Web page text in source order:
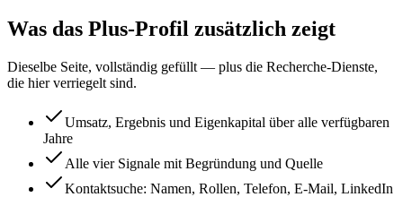
Was das Plus-Profil zusätzlich zeigt
Dieselbe Seite, vollständig gefüllt — plus die Recherche-Dienste,
die hier verriegelt sind.
Umsatz, Ergebnis und Eigenkapital über alle verfügbaren
Jahre
Alle vier Signale mit Begründung und Quelle
Kontaktsuche: Namen, Rollen, Telefon, E-Mail, LinkedIn